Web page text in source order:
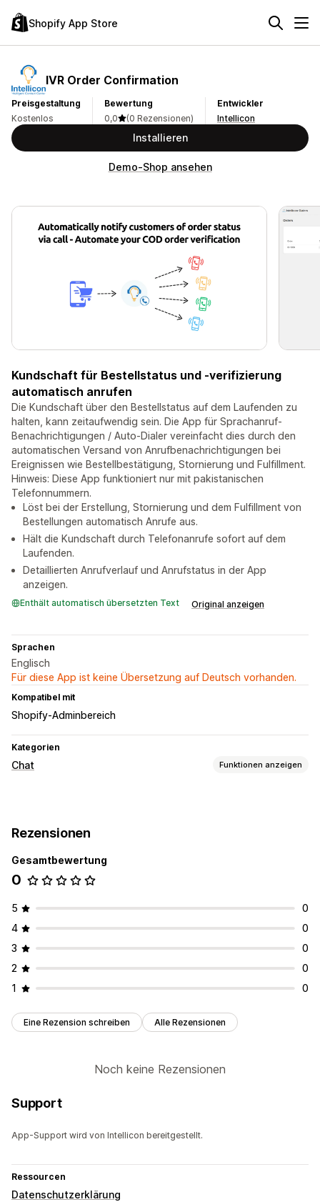
Shopify App Store
IVR Order Confirmation
Preisgestaltung
Kostenlos
Bewertung
0,0
(0 Rezensionen)
Entwickler
Intellicon
Installieren
Demo-Shop ansehen
Kundschaft für Bestellstatus und -verifizierung
automatisch anrufen
Die Kundschaft über den Bestellstatus auf dem Laufenden zu
halten, kann zeitaufwendig sein. Die App für Sprachanruf-
Benachrichtigungen / Auto-Dialer vereinfacht dies durch den
automatischen Versand von Anrufbenachrichtigungen bei
Ereignissen wie Bestellbestätigung, Stornierung und Fulfillment.
Hinweis: Diese App funktioniert nur mit pakistanischen
Telefonnummern.
Löst bei der Erstellung, Stornierung und dem Fulfillment von
Bestellungen automatisch Anrufe aus.
Hält die Kundschaft durch Telefonanrufe sofort auf dem
Laufenden.
Detaillierten Anrufverlauf und Anrufstatus in der App
anzeigen.
Enthält automatisch übersetzten Text Original anzeigen
Sprachen
Englisch
Für diese App ist keine Übersetzung auf Deutsch vorhanden.
Kompatibel mit
Shopify-Adminbereich
Kategorien
Chat Funktionen anzeigen
COD-Verifizierung
Rezensionen
Gesamtbewertung
0
5
0
4
0
3
0
2
0
1
0
Eine Rezension schreiben Alle Rezensionen
Noch keine Rezensionen
Support
App-Support wird von Intellicon bereitgestellt.
Ressourcen
Datenschutzerklärung